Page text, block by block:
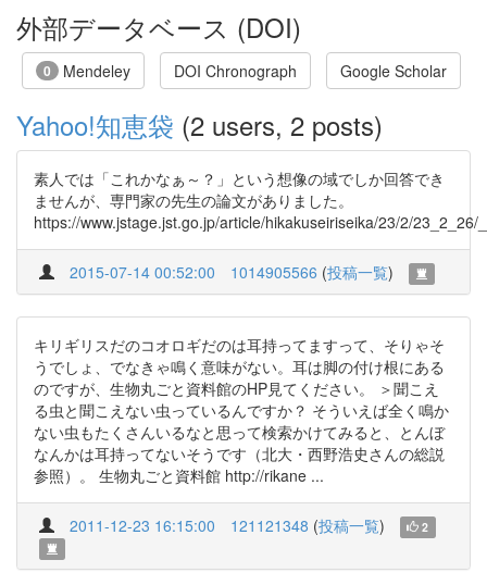
外部データベース (DOI)
0 Mendeley DOI Chronograph Google Scholar
Yahoo!知恵袋 (2 users, 2 posts)
素人では「これかなぁ～？」という想像の域でしか回答でき
ませんが、専門家の先生の論文がありました。
https://www.jstage.jst.go.jp/article/hikakuseiriseika/23/2/23_2_26/
2015-07-14 00:52:00 1014905566 (投稿一覧)
キリギリスだのコオロギだのは耳持ってますって、そりゃそ
うでしょ、でなきゃ鳴く意味がない。耳は脚の付け根にある
のですが、生物丸ごと資料館のHP見てください。 ＞聞こえ
る虫と聞こえない虫っているんですか？ そういえば全く鳴か
ない虫もたくさんいるなと思って検索かけてみると、とんぼ
なんかは耳持ってないそうです（北大・西野浩史さんの総説
参照）。 生物丸ごと資料館 http://rikane ...
2011-12-23 16:15:00 121121348 (投稿一覧) 2